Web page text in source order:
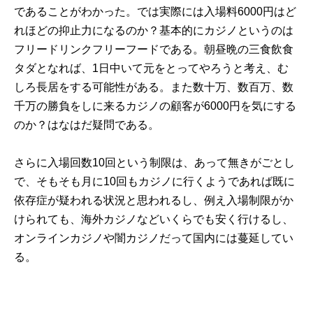
であることがわかった。では実際には入場料6000円はど
れほどの抑止力になるのか？基本的にカジノというのは
フリードリンクフリーフードである。朝昼晩の三食飲食
タダとなれば、1日中いて元をとってやろうと考え、む
しろ長居をする可能性がある。また数十万、数百万、数
千万の勝負をしに来るカジノの顧客が6000円を気にする
のか？はなはだ疑問である。
さらに入場回数10回という制限は、あって無きがごとし
で、そもそも月に10回もカジノに行くようであれば既に
依存症が疑われる状況と思われるし、例え入場制限がか
けられても、海外カジノなどいくらでも安く行けるし、
オンラインカジノや闇カジノだって国内には蔓延してい
る。